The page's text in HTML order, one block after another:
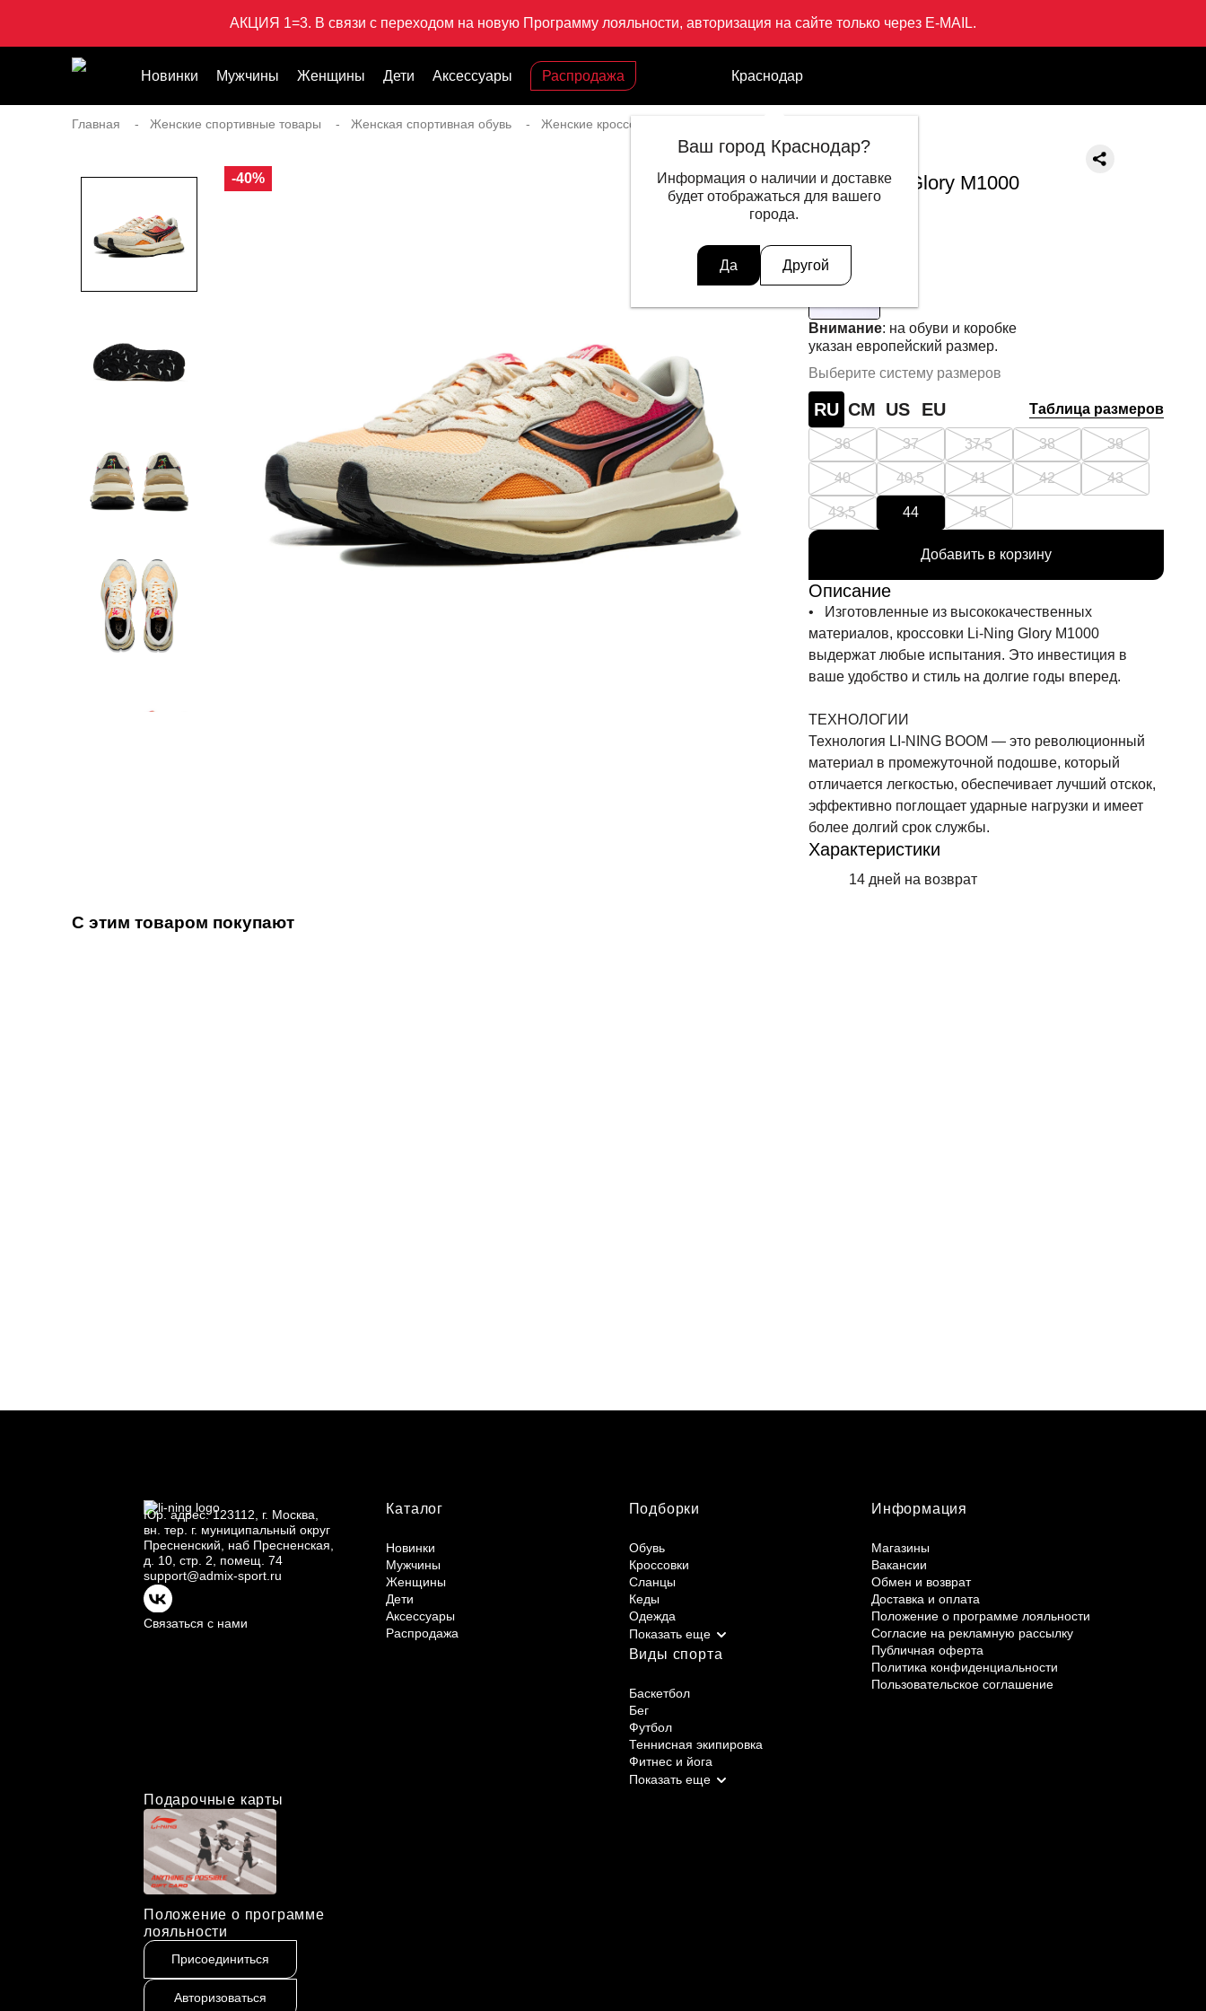
АКЦИЯ 1=3. В связи с переходом на новую Программу лояльности, авторизация на сайте только через E-MAIL.
Новинки Мужчины Женщины Дети Аксессуары Распродажа Краснодар
Ваш город Краснодар?
Информация о наличии и доставке
будет отображаться для вашего
города.
Да Другой
Главная Женские спортивные товары Женская спортивная обувь Женские кроссовки
-40%
LI-NING
Кроссовки Glory M1000
13 499 ₽
Внимание: на обуви и коробке
указан европейский размер.
Выберите систему размеров
RU СМ US EU Таблица размеров
36 37 37,5 38 39
40 40,5 41 42 43
43,5 44 45
Добавить в корзину
Описание
• Изготовленные из высококачественных
материалов, кроссовки Li-Ning Glory M1000
выдержат любые испытания. Это инвестиция в
ваше удобство и стиль на долгие годы вперед.
ТЕХНОЛОГИИ
Технология LI-NING BOOM — это революционный
материал в промежуточной подошве, который
отличается легкостью, обеспечивает лучший отскок,
эффективно поглощает ударные нагрузки и имеет
более долгий срок службы.
Характеристики
14 дней на возврат
С этим товаром покупают
Юр. адрес: 123112, г. Москва,
вн. тер. г. муниципальный округ
Пресненский, наб Пресненская,
д.
10, стр. 2, помещ. 74
support@admix-sport.ru
Связаться с нами
Каталог
Новинки
Мужчины
Женщины
Дети
Аксессуары
Распродажа
Подборки
Обувь
Кроссовки
Сланцы
Кеды
Одежда
Виды спорта
Баскетбол
Бег
Футбол
Теннисная экипировка
Фитнес и йога
Информация
Магазины
Вакансии
Обмен и возврат
Доставка и оплата
Положение о программе лояльности
Согласие на рекламную рассылку
Публичная оферта
Политика конфиденциальности
Пользовательское соглашение
Подарочные карты
Положение о программе
лояльности
Присоединиться
Авторизоваться